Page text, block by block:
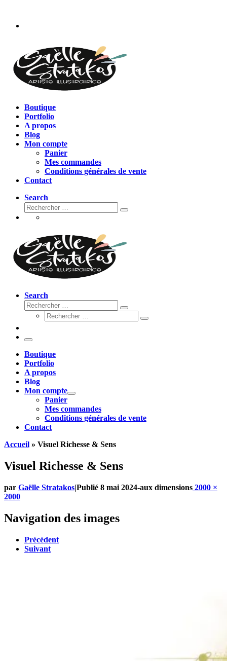
contenu
Boutique
Portfolio
A propos
Blog
Mon compte
Panier
Mes commandes
Conditions générales de vente
Contact
Search
Rechercher
Rechercher
Search
Rechercher
Rechercher
Rechercher
Rechercher
Menu
Boutique
Portfolio
A propos
Blog
Mon compte
Panier
Mes commandes
Conditions générales de vente
Contact
Accueil » Visuel Richesse & Sens
Visuel Richesse & Sens
par Gaëlle Stratakos|Publié 8 mai 2024-aux dimensions 2000 ×
2000
Navigation des images
Précédent
Suivant